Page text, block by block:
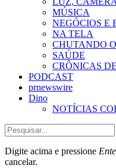
MÚSICA
NEGÓCIOS E
NA TELA
CHUTANDO
SAÚDE
CRÔNICAS
PODCAST
prnewswire
Dino
NOTÍCIAS
Digite acima e pressione
cancelar.